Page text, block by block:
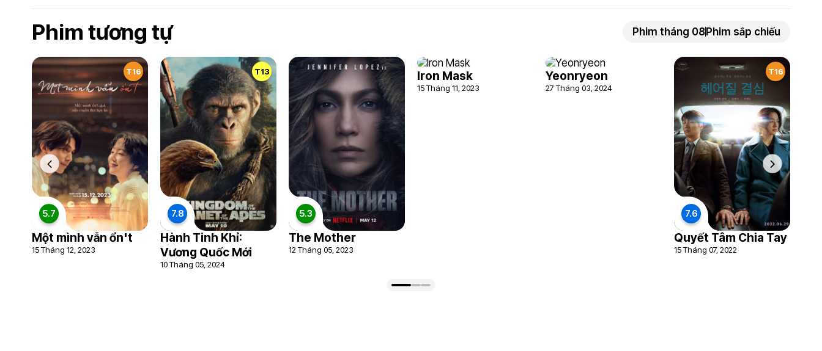
Phim tương tự Phim tháng 08 Phim sắp chiếu
T16
5.7
Một mình vẫn ổn't
15 Tháng 12, 2023
T13
7.8
Hành Tinh Khỉ:
Vương Quốc Mới
10 Tháng 05, 2024
5.3
The Mother
12 Tháng 05, 2023
Iron Mask
15 Tháng 11, 2023
Yeonryeon
27 Tháng 03, 2024
T16
7.6
Quyết Tâm Chia Tay
15 Tháng 07, 2022